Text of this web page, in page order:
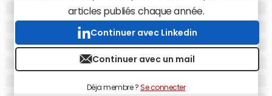
articles publiés chaque année.
Continuer avec Linkedin
Continuer avec un mail
Déja membre ?Se connecter